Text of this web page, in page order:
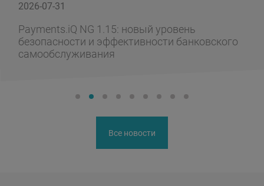
2026-07-31
Payments.iQ NG 1.15: новый уровень
безопасности и эффективности банковского
самообслуживания
Все новости